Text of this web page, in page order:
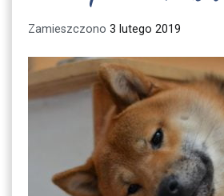
Zamieszczono 3 lutego 2019